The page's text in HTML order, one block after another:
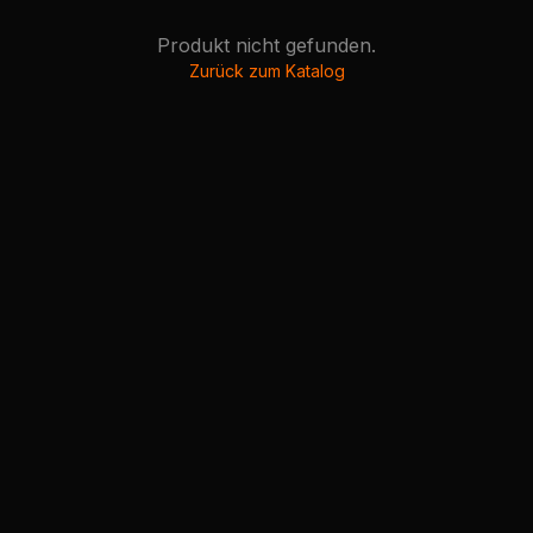
Produkt nicht gefunden.
Zurück zum Katalog